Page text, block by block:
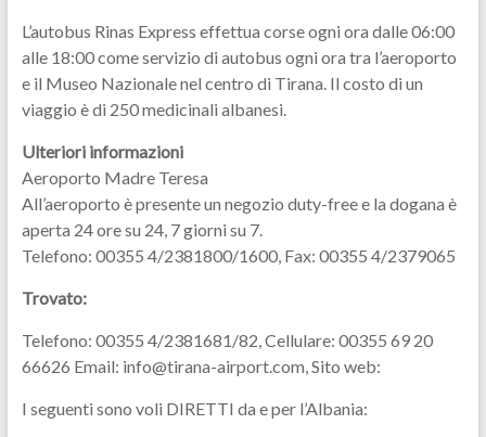
L’autobus Rinas Express effettua corse ogni ora dalle 06:00
alle 18:00 come servizio di autobus ogni ora tra l’aeroporto
e il Museo Nazionale nel centro di Tirana. Il costo di un
viaggio è di 250 medicinali albanesi.
Ulteriori informazioni
Aeroporto Madre Teresa
All’aeroporto è presente un negozio duty-free e la dogana è
aperta 24 ore su 24, 7 giorni su 7.
Telefono: 00355 4/2381800/1600, Fax: 00355 4/2379065
Trovato:
Telefono: 00355 4/2381681/82, Cellulare: 00355 69 20
66626 Email: info@tirana-airport.com, Sito web:
I seguenti sono voli DIRETTI da e per l’Albania: